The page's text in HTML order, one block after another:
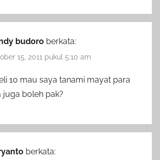
budoro berkata:
15, 2011 pukul 5:10 am
10 mau saya tanami mayat para
juga boleh pak?
berkata: